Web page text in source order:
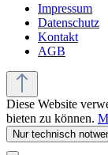
Impressum
Datenschutz
Kontakt
AGB
Diese Website
bieten zu können.
Nur technisch